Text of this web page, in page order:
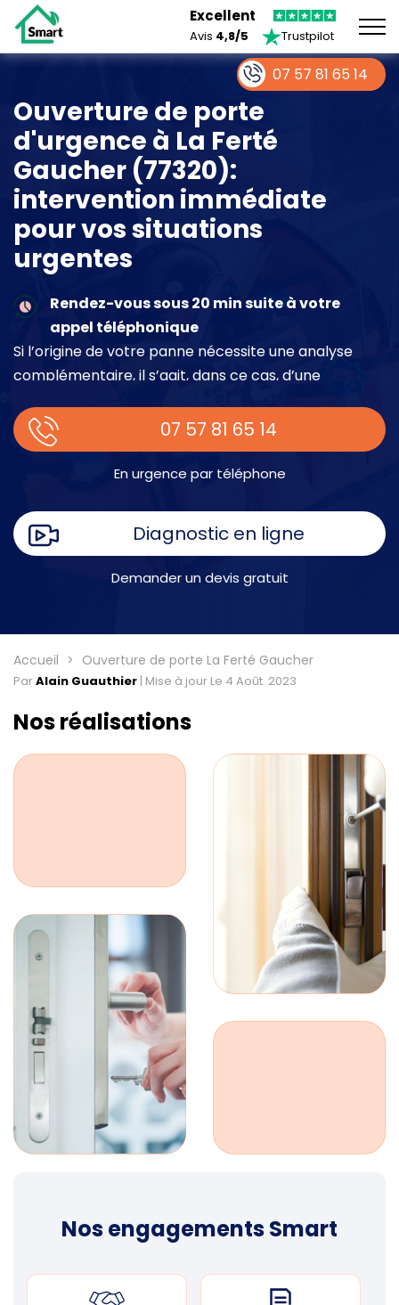
Excellent
Avis 4,8/5 Trustpilot
Ouverture de porte
d'urgence à La Ferté
Gaucher (77320):
intervention immédiate
pour vos situations
urgentes
Rendez-vous sous 20 min suite à votre
appel téléphonique
Si l’origine de votre panne nécessite une analyse
complémentaire, il s’agit, dans ce cas, d’une
place.
07 57 81 65 14
En urgence par téléphone
Diagnostic en ligne
Demander un devis gratuit
Accueil Ouverture de porte La Ferté Gaucher
ParAlain Guauthier | Mise à jour Le 4 Août. 2023
Nos réalisations
Nos engagements Smart
07 57 81 65 14